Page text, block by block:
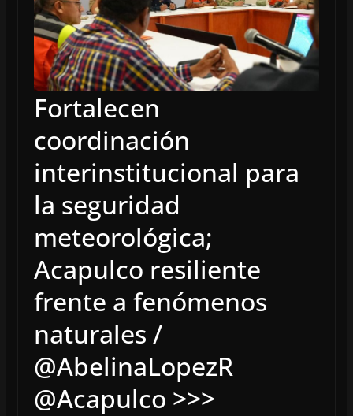
Fortalecen
coordinación
interinstitucional para
la seguridad
meteorológica;
Acapulco resiliente
frente a fenómenos
naturales /
@AbelinaLopezR
@Acapulco >>>